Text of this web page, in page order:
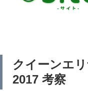
クイーンエ
2017 考察